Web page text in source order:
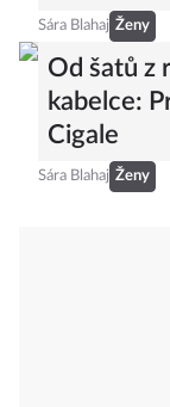
Sára Blahaj Ženy
Od šatů z
kabelce:
Cigale
Sára Blahaj Ženy